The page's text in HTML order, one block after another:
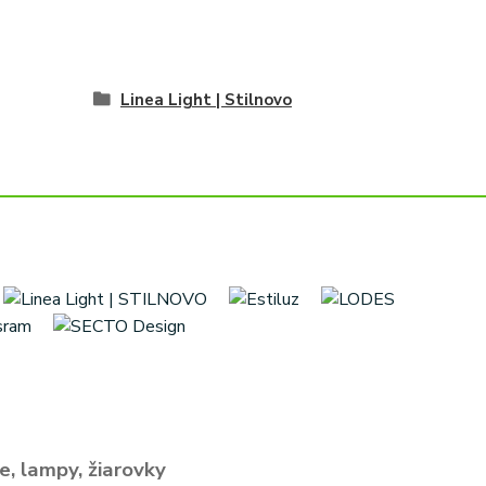
Linea Light | Stilnovo
lampy, žiarovky